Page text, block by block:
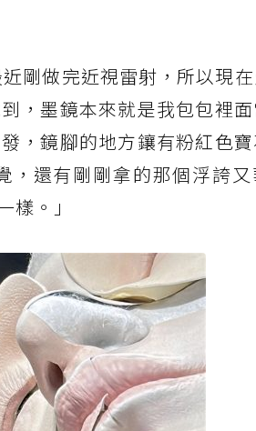
剛做完近視雷射，所以現
，墨鏡本來就是我包包裡面
，鏡腳的地方鑲有粉紅色
，還有剛剛拿的那個浮誇
。」